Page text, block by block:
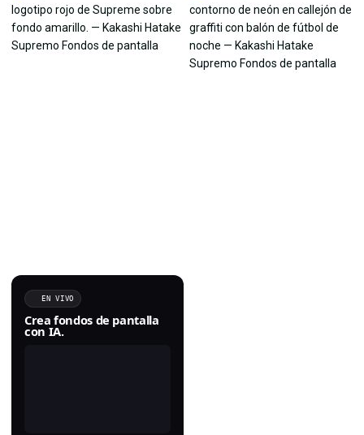
EN VIVO
Crea fondos de pantalla
con IA.